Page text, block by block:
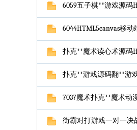
6059五子棋**游戏源码
6044HTML5canvas移
扑克**魔术读心术源码
扑克**游戏源码翻**游
7037魔术扑克**魔术动
街霸对打游戏一对一决